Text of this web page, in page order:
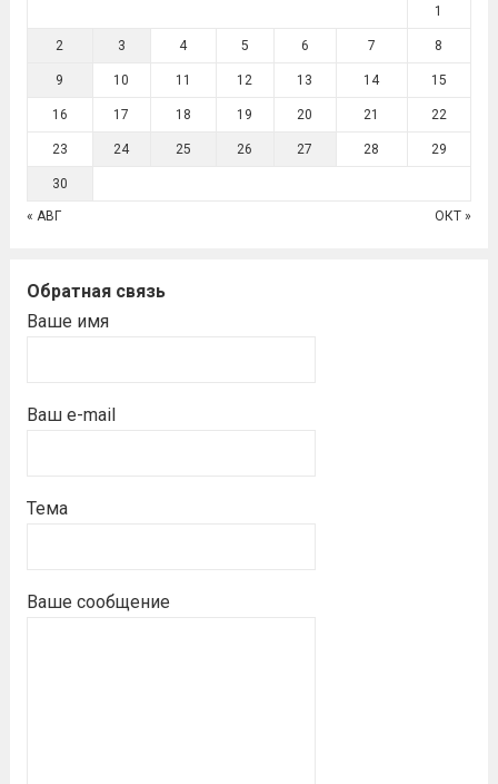
1
2 3 4 5 6 7 8
9 10 11 12 13 14 15
16 17 18 19 20 21 22
23 24 25 26 27 28 29
30
« АВГ ОКТ »
Обратная связь
Ваше имя
Ваш e-mail
Тема
Ваше сообщение